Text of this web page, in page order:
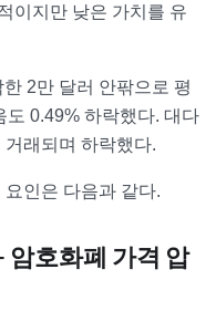
이지만 낮은 가치를 유
2만 달러 안팎으로 평
도 0.49% 하락했다. 대다
래되며 하락했다.
인은 다음과 같다.
암호화폐 가격 압